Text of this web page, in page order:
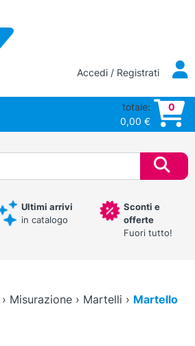
Accedi / Registrati
totale:
0,00 €
0
Ultimi arrivi
in catalogo
Sconti e
offerte
Fuori tutto!
› Misurazione› Martelli › Martello